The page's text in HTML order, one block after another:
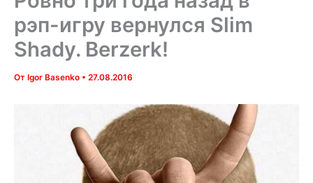
рэп-игру вернулся Slim
Shady. Berzerk!
От Igor Basenko • 27.08.2016